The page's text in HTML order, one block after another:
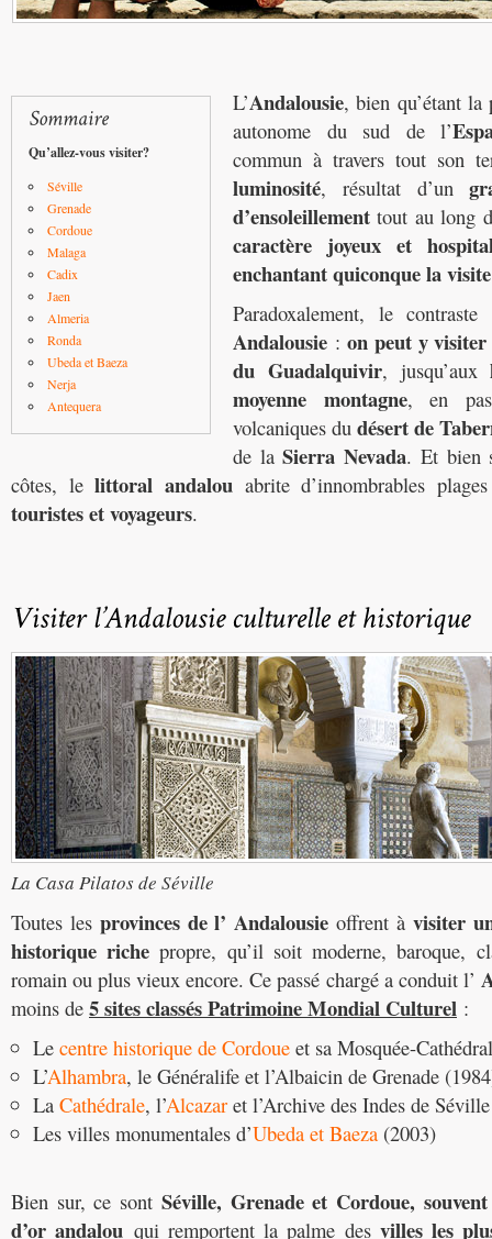
Qu’allez-vous visiter?
Séville
Grenade
Cordoue
Malaga
Cadix
Jaen
Almeria
Ronda
Ubeda et Baeza
Nerja
Antequera
L’Andalousie, bien qu’étant la
autonome du sud de l’
commun à travers tout son
luminosité, résultat d’un
d’ensoleillement tout au long
caractère joyeux et
enchantant quiconque la visite
Paradoxalement, le
Andalousie : on peut y
du Guadalquivir, jusqu’aux
moyenne montagne, en
volcaniques du désert de
de laSierra Nevada. Et bien
côtes, lelittoral andalouabrite d’innombrables
touristes et voyageurs.
La Casa Pilatos de Séville
Toutes les provinces de l’ Andalousie offrent à visiter
historique riche propre, qu’il soit moderne, baroque,
romain ou plus vieux encore. Ce passé chargé a conduit l’
moins de 5 sites classés Patrimoine Mondial Culturel :
Le centre historique de Cordoue et sa Mosquée-
L’Alhambra, le Généralife et l’Albaicin de Grenade
La Cathédrale, l’Alcazar et l’Archive des Indes de
Les villes monumentales d’Ubeda et Baeza (2003)
Bien sur, ce sont Séville, Grenade et Cordoue,
d’or andalou qui remportent la palme des villes les